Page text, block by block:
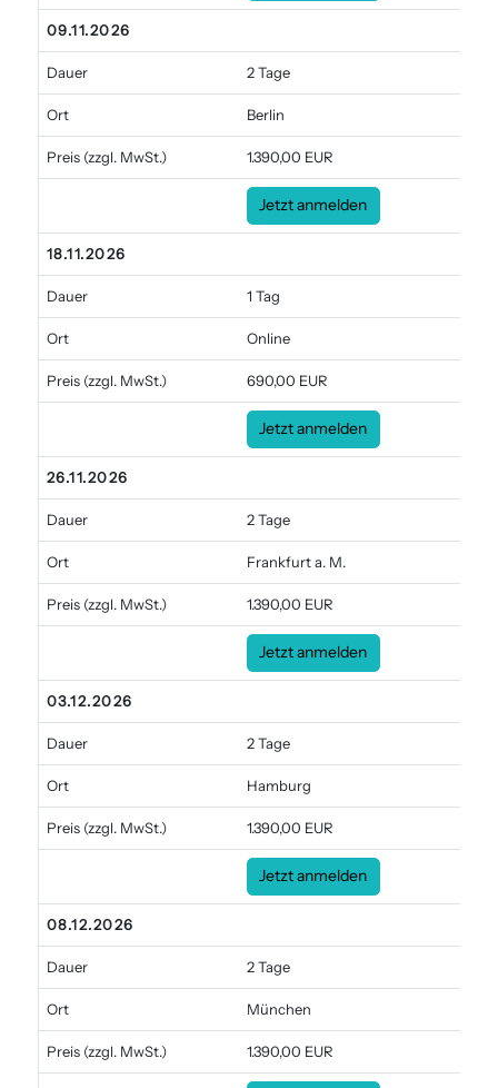
09.11.2026
Dauer 2 Tage
Ort Berlin
Preis (zzgl. MwSt.) 1.390,00 EUR
Jetzt anmelden
18.11.2026
Dauer 1 Tag
Ort Online
Preis (zzgl. MwSt.) 690,00 EUR
Jetzt anmelden
26.11.2026
Dauer 2 Tage
Ort Frankfurt a. M.
Preis (zzgl. MwSt.) 1.390,00 EUR
Jetzt anmelden
03.12.2026
Dauer 2 Tage
Ort Hamburg
Preis (zzgl. MwSt.) 1.390,00 EUR
Jetzt anmelden
08.12.2026
Dauer 2 Tage
Ort München
Preis (zzgl. MwSt.) 1.390,00 EUR